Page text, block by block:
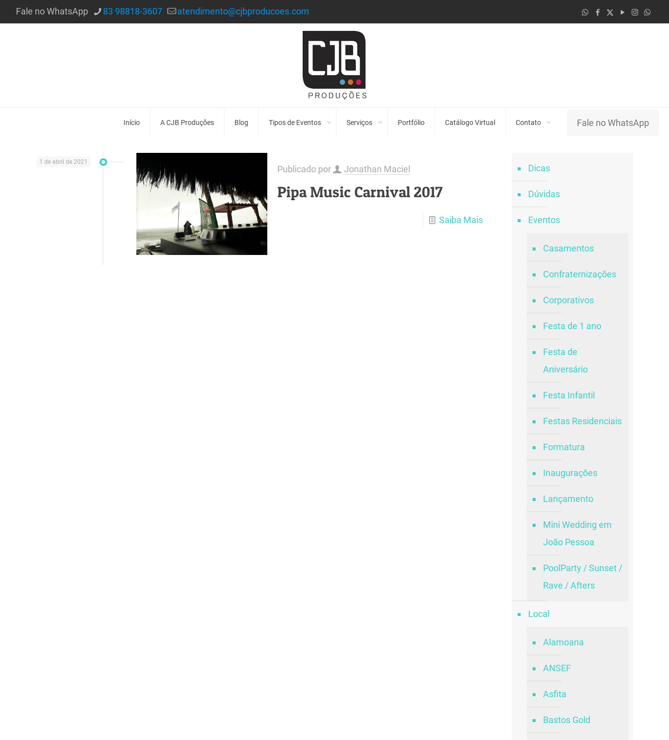
Fale no WhatsApp 83 98818-3607 atendimento@cjbproducoes.com
Início A CJB Produções Blog Tipos de Eventos Serviços Portfólio Catálogo Virtual Contato Fale no WhatsApp
1 de abril de 2021
Publicado por Jonathan Maciel
Pipa Music Carnival 2017
Saiba Mais
Dicas
Dúvidas
Eventos
Casamentos
Confraternizações
Corporativos
Festa de 1 ano
Festa de
Aniversário
Festa Infantil
Festas Residenciais
Formatura
Inaugurações
Lançamento
Mini Wedding em
João Pessoa
PoolParty / Sunset /
Rave / Afters
Local
Alamoana
ANSEF
Asfita
Bastos Gold